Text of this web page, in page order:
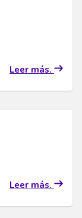
Leer más.
Leer más.